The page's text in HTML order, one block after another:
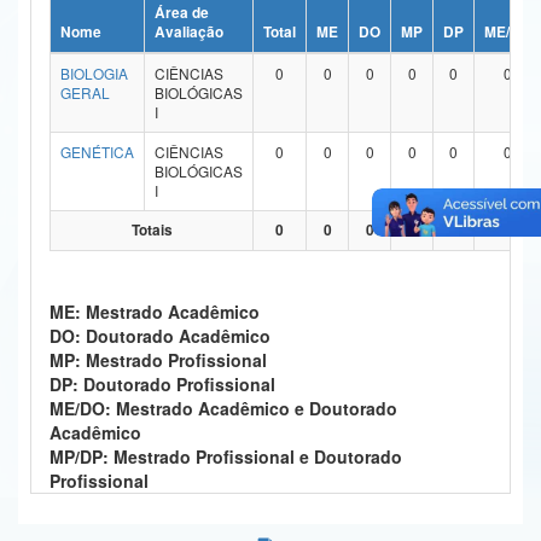
Ministério da Ciência, Tecnologia, Inovações e Comunicações
Ministério do Meio Ambiente
Ministério do Desenvolvimento Regional
Controladoria-Geral da União
Secretaria-Geral
Secretaria de Governo
Gabinete de Segurança Institucional
Advocacia-Geral da União
Nome
Área de
Avaliação
Total ME DO MP DP
ME/DO
BIOLOGIA
GERAL
CIÊNCIAS
BIOLÓGICAS
I
0 0 0 0 0 0
GENÉTICA
CIÊNCIAS
BIOLÓGICAS
I
0 0 0 0 0 0
Totais 0 0 0 0 0
ME: Mestrado Acadêmico
DO: Doutorado Acadêmico
MP: Mestrado Profissional
DP: Doutorado Profissional
ME/DO: Mestrado Acadêmico e Doutorado
Acadêmico
MP/DP: Mestrado Profissional e Doutorado
Profissional